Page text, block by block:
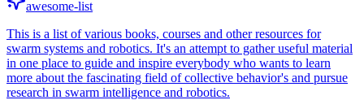
awesome-list
This is a list of various books, courses and other resources for
swarm systems and robotics. It's an attempt to gather useful material
in one place to guide and inspire everybody who wants to learn
more about the fascinating field of collective behavior's and pursue
research in swarm intelligence and robotics.